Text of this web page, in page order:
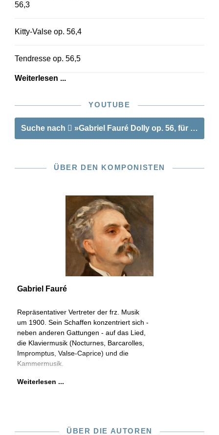
56,3
Kitty-Valse op. 56,4
Tendresse op. 56,5
Weiterlesen ...
YOUTUBE
Suche nach »Gabriel Fauré Dolly op. 56, für Klavier
ÜBER DEN KOMPONISTEN
Gabriel Fauré
Repräsentativer Vertreter der frz. Musik
um 1900. Sein Schaffen konzentriert sich -
neben anderen Gattungen - auf das Lied,
die Klaviermusik (Nocturnes, Barcarolles,
Impromptus, Valse-Caprice) und die
Kammermusik.
Weiterlesen ...
ÜBER DIE AUTOREN